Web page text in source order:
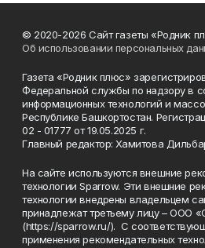
© 2020-2026 Сайт газеты «Родник
Об использовании персональных
Газета «Родник плюс»
Федеральной службы по надзору в
информационных технологий и
Республике Башкортостан.
02 - 01777 от 19.05.2025 г.
Главный редактор: Хамитова
На сайте используются внешние
технологии Sparrow. Эти внешние
технологии внедрены владельцем
принадлежат третьему лицу – ООО
(https://sparrow.ru/). С
применения рекомендательных